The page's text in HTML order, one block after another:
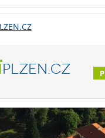
PLZEN.CZ